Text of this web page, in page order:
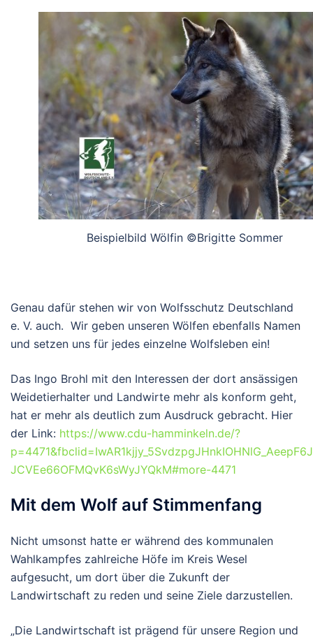
Beispielbild Wölfin ©Brigitte Sommer
Genau dafür stehen wir von Wolfsschutz Deutschland
e. V. auch. Wir geben unseren Wölfen ebenfalls Namen
und setzen uns für jedes einzelne Wolfsleben ein!
Das Ingo Brohl mit den Interessen der dort ansässigen
Weidetierhalter und Landwirte mehr als konform geht,
hat er mehr als deutlich zum Ausdruck gebracht. Hier
der Link: https://www.cdu-hamminkeln.de/?
JCVEe66OFMQvK6sWyJYQkM#more-4471
Mit dem Wolf auf Stimmenfang
Nicht umsonst hatte er während des kommunalen
Wahlkampfes zahlreiche Höfe im Kreis Wesel
aufgesucht, um dort über die Zukunft der
Landwirtschaft zu reden und seine Ziele darzustellen.
„Die Landwirtschaft ist prägend für unsere Region und